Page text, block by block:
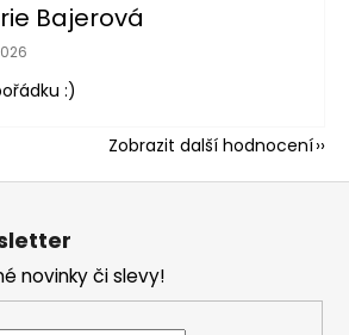
Bajerová
obchodu je 5 z 5 hvězdiček.
:)
Zobrazit další hodnocení
novinky či slevy!